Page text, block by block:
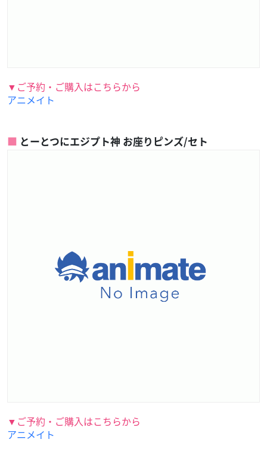
▼ご予約・ご購入はこちらから
アニメイト
とーとつにエジプト神 お座りピンズ/セト
▼ご予約・ご購入はこちらから
アニメイト